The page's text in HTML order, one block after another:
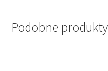
Podobne produkty